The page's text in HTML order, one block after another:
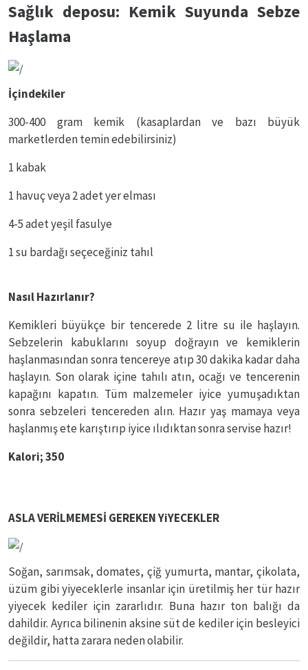
Sağlık deposu: Kemik Suyunda Sebze
Haşlama
İçindekiler
300-400 gram kemik (kasaplardan ve bazı büyük
marketlerden temin edebilirsiniz)
1 kabak
1 havuç veya 2 adet yer elması
4-5 adet yeşil fasulye
1 su bardağı seçeceğiniz tahıl
Nasıl Hazırlanır?
Kemikleri büyükçe bir tencerede 2 litre su ile haşlayın.
Sebzelerin kabuklarını soyup doğrayın ve kemiklerin
haşlanmasından sonra tencereye atıp 30 dakika kadar daha
haşlayın. Son olarak içine tahılı atın, ocağı ve tencerenin
kapağını kapatın. Tüm malzemeler iyice yumuşadıktan
sonra sebzeleri tencereden alın. Hazır yaş mamaya veya
haşlanmış ete karıştırıp iyice ılıdıktan sonra servise hazır!
Kalori; 350
ASLA VERİLMEMESİ GEREKEN YiYECEKLER
Soğan, sarımsak, domates, çiğ yumurta, mantar, çikolata,
üzüm gibi yiyeceklerle insanlar için üretilmiş her tür hazır
yiyecek kediler için zararlıdır. Buna hazır ton balığı da
dahildir. Ayrıca bilinenin aksine süt de kediler için besleyici
değildir, hatta zarara neden olabilir.